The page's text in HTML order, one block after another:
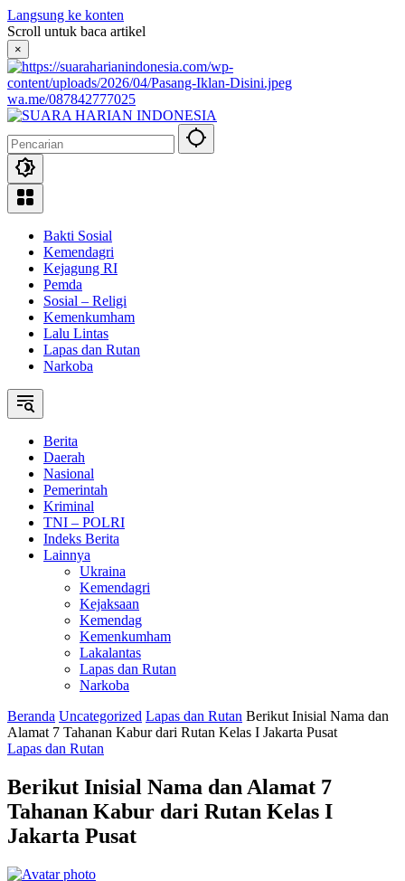
Langsung ke konten
Scroll untuk baca artikel
×
wa.me/087842777025
Bakti Sosial
Kemendagri
Kejagung RI
Pemda
Sosial – Religi
Kemenkumham
Lalu Lintas
Lapas dan Rutan
Narkoba
Berita
Daerah
Nasional
Pemerintah
Kriminal
TNI – POLRI
Indeks Berita
Lainnya
Ukraina
Kemendagri
Kejaksaan
Kemendag
Kemenkumham
Lakalantas
Lapas dan Rutan
Narkoba
Beranda Uncategorized Lapas dan Rutan Berikut Inisial Nama dan
Alamat 7 Tahanan Kabur dari Rutan Kelas I Jakarta Pusat
Lapas dan Rutan
Berikut Inisial Nama dan Alamat 7
Tahanan Kabur dari Rutan Kelas I
Jakarta Pusat